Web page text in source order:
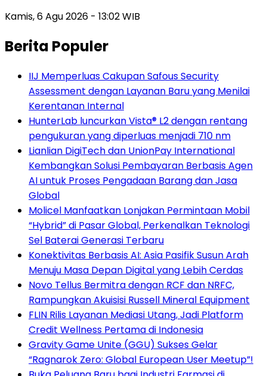
Kamis, 6 Agu 2026 - 13:02 WIB
Berita Populer
IIJ Memperluas Cakupan Safous Security
Assessment dengan Layanan Baru yang Menilai
Kerentanan Internal
HunterLab luncurkan Vista® L2 dengan rentang
pengukuran yang diperluas menjadi 710 nm
Lianlian DigiTech dan UnionPay International
Kembangkan Solusi Pembayaran Berbasis Agen
AI untuk Proses Pengadaan Barang dan Jasa
Global
Molicel Manfaatkan Lonjakan Permintaan Mobil
“Hybrid” di Pasar Global, Perkenalkan Teknologi
Sel Baterai Generasi Terbaru
Konektivitas Berbasis AI: Asia Pasifik Susun Arah
Menuju Masa Depan Digital yang Lebih Cerdas
Novo Tellus Bermitra dengan RCF dan NRFC,
Rampungkan Akuisisi Russell Mineral Equipment
FLIN Rilis Layanan Mediasi Utang, Jadi Platform
Credit Wellness Pertama di Indonesia
Gravity Game Unite (GGU) Sukses Gelar
“Ragnarok Zero: Global European User Meetup”!